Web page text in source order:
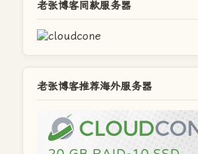
老张博客同款服务器
老张博客推荐海外服务器